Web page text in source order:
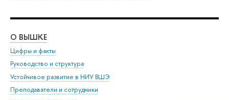
О ВЫШКЕ
Цифры и факты
Руководство и структура
Устойчивое развитие в НИУ ВШЭ
Преподаватели и сотрудники